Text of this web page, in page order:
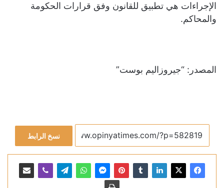
الإجراءات هي تطبيق للقانون وفق قرارات الحكومة
والمحاكم.
المصدر: “جيروزاليم بوست”
نسخ الرابط